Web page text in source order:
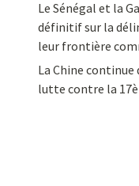
Le Sénégal et la
définitif sur la
leur frontière
La Chine continue
lutte contre la 17è